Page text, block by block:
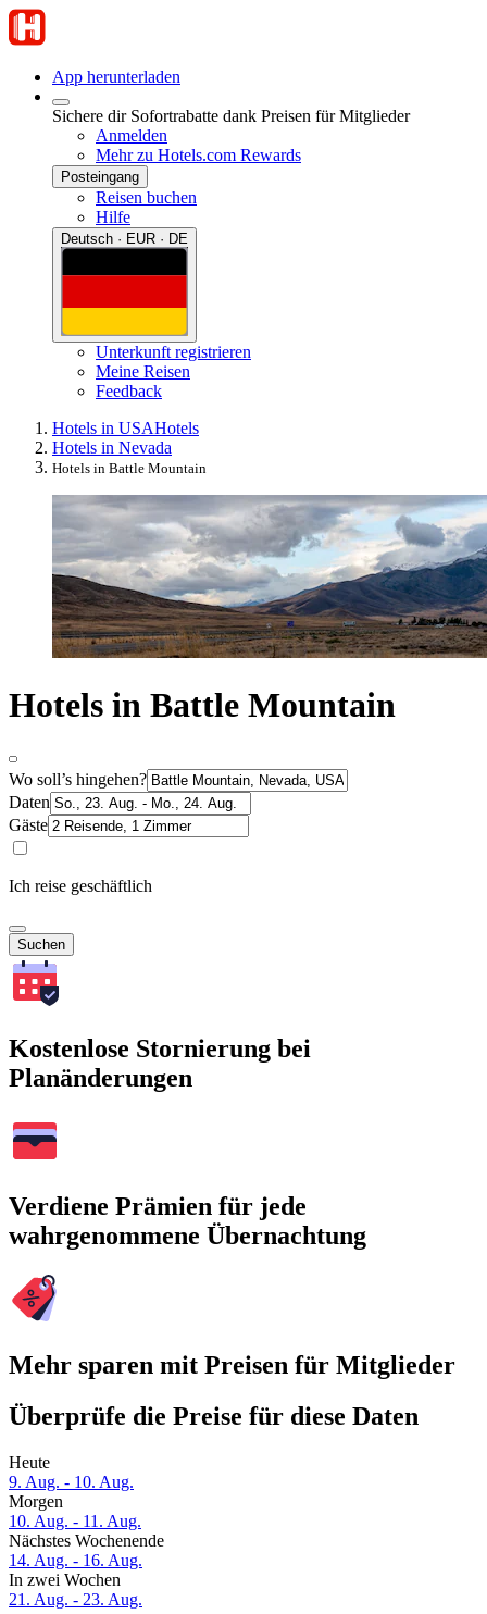
App herunterladen
Sichere dir Sofortrabatte dank Preisen für Mitglieder
Anmelden
Mehr zu Hotels.com Rewards
Posteingang
Reisen buchen
Hilfe
Deutsch · EUR · DE
Unterkunft registrieren
Meine Reisen
Feedback
Hotels in USAHotels
Hotels in Nevada
Hotels in Battle Mountain
Hotels in Battle Mountain
Wo soll’s hingehen?
Daten
Gäste
Ich reise geschäftlich
Suchen
Kostenlose Stornierung bei
Planänderungen
Verdiene Prämien für jede
wahrgenommene Übernachtung
Mehr sparen mit Preisen für Mitglieder
Überprüfe die Preise für diese Daten
Heute
9. Aug. - 10. Aug.
Morgen
10. Aug. - 11. Aug.
Nächstes Wochenende
14. Aug. - 16. Aug.
In zwei Wochen
21. Aug. - 23. Aug.